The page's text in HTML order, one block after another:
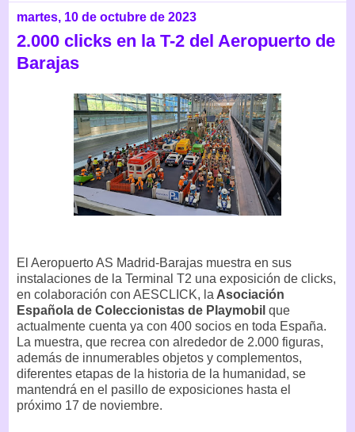
martes, 10 de octubre de 2023
2.000 clicks en la T-2 del Aeropuerto de
Barajas
El Aeropuerto AS Madrid-Barajas muestra en sus
instalaciones de la Terminal T2 una exposición de clicks,
en colaboración con AESCLICK, la Asociación
Española de Coleccionistas de Playmobil que
actualmente cuenta ya con 400 socios en toda España.
La muestra, que recrea con alrededor de 2.000 figuras,
además de innumerables objetos y complementos,
diferentes etapas de la historia de la humanidad, se
mantendrá en el pasillo de exposiciones hasta el
próximo 17 de noviembre.